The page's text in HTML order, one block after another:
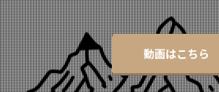
動画はこちら